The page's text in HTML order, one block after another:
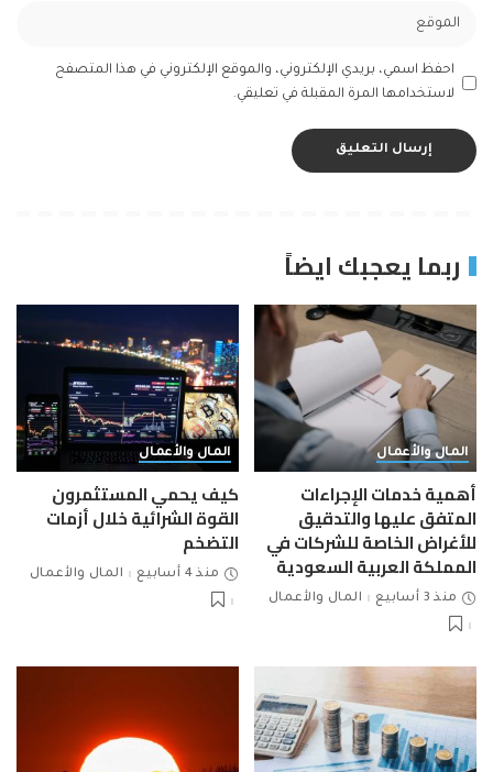
احفظ اسمي، بريدي الإلكتروني، والموقع الإلكتروني في هذا المتصفح
لاستخدامها المرة المقبلة في تعليقي.
ربما يعجبك ايضاً
المال والأعمال
أهمية خدمات الإجراءات
المتفق عليها والتدقيق
للأغراض الخاصة للشركات في
المملكة العربية السعودية
منذ 3 أسابيع المال والأعمال
المال والأعمال
كيف يحمي المستثمرون
القوة الشرائية خلال أزمات
التضخم
منذ 4 أسابيع المال والأعمال